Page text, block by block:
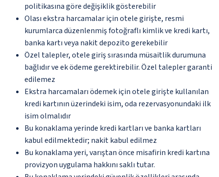
politikasına göre değişiklik gösterebilir
Olası ekstra harcamalar için otele girişte, resmi
kurumlarca düzenlenmiş fotoğraflı kimlik ve kredi kartı,
banka kartı veya nakit depozito gerekebilir
Özel talepler, otele giriş sırasında müsaitlik durumuna
bağlıdır ve ek ödeme gerektirebilir. Özel talepler garanti
edilemez
Ekstra harcamaları ödemek için otele girişte kullanılan
kredi kartının üzerindeki isim, oda rezervasyonundaki ilk
isim olmalıdır
Bu konaklama yerinde kredi kartları ve banka kartları
kabul edilmektedir; nakit kabul edilmez
Bu konaklama yeri, varıştan önce misafirin kredi kartına
provizyon uygulama hakkını saklı tutar.